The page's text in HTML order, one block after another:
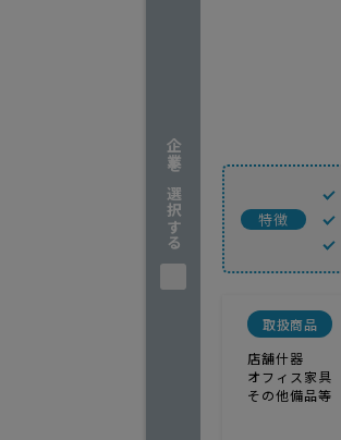
企業を選択する 特徴
取扱商品
店舗什器
オフィス家具
その他備品等